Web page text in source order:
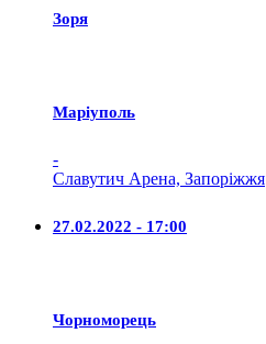
Зоря
Маріуполь
-
Славутич Арена, Запоріжжя
27.02.2022 - 17:00
Чорноморець